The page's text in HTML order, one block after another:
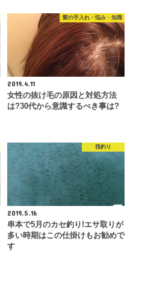
髪の手入れ・悩み・知識
2019.4.11
女性の抜け毛の原因と対処方法
は?30代から意識するべき事は?
筏釣り
2019.5.16
串本で5月のカセ釣り!エサ取りが
多い時期はこの仕掛けもお勧めで
す